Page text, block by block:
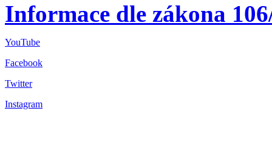
Informace dle zákona
YouTube
Facebook
Twitter
Instagram